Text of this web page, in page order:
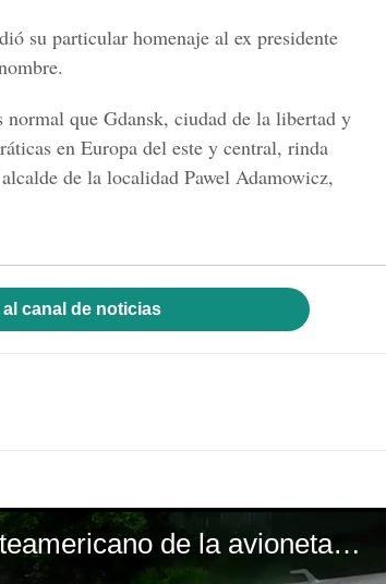
su particular homenaje al ex presidente
normal que Gdansk, ciudad de la libertad y
en Europa del este y central, rinda
de la localidad Pawel Adamowicz,
al canal de noticias
Así salió ciudadano norteamericano de la avioneta accidentada